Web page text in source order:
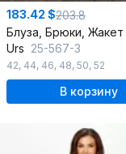
183.42 $203.8
Блуза, Брюки, Жакет
Urs 25-567-3
42, 44, 46, 48, 50, 52
В корзину